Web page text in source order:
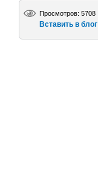
Просмотров: 5708
Вставить в блог